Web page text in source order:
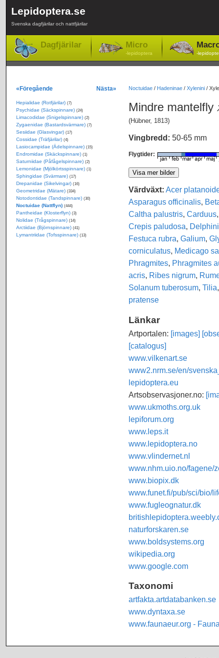
Lepidoptera.se
Svenska dagfjärilar och nattfjärilar
Dagfjärilar Micro
-lepidoptera -
Noctuidae/ Hadeninae/ Xylenini/
Mindre mantelfly
(Hübner, 1813)
Vingbredd: 50-65 mm
Flygtider:
Värdväxt: Acer
Asparagus officinalis,
Caltha palustris, Carduus
Crepis paludosa,
Festuca rubra, Galium,
corniculatus, Medicago
Phragmites, Phragmites
acris, Ribes nigrum,
Solanum tuberosum, Tilia
pratense
Länkar
Artportalen: [images]
[catalogus]
www.vilkenart.se
www2.nrm.se/en/
lepidoptera.eu
Artsobservasjoner.no:
www.ukmoths.org.uk
lepiforum.org
www.leps.it
www.lepidoptera.no
www.vlindernet.nl
www.nhm.uio.no/fagene/
www.biopix.dk
www.funet.fi/pub/sci/bio/
www.fugleognatur.dk
naturforskaren.se
www.boldsystems.org
wikipedia.org
www.google.com
Taxonomi
artfakta.artdatabanken.se
www.dyntaxa.se
www.faunaeur.org -
«Föregående Nästa»
Hepialidae (Rotfjärilar) (7)
Psychidae (Säckspinnare) (24)
Limacodidae (Snigelspinnare) (2)
Zygaenidae (Bastardsvärmare) (7)
Sesiidae (Glasvingar) (17)
Cossidae (Träfjärilar) (4)
Lasiocampidae (Ädelspinnare) (15)
Endromidae (Skäckspinnare) (1)
Saturniidae (Påfågelspinnare) (2)
Lemonidae (Mjölkörtsspinnare) (1)
Sphingidae (Svärmare) (17)
Drepanidae (Sikelvingar) (16)
Geometridae (Mätare) (334)
Notodontidae (Tandspinnare) (30)
Noctuidae (Nattflyn) (444)
Pantheidae (Klosterflyn) (3)
Nolidae (Trågspinnare) (14)
Arctiidae (Björnspinnare) (41)
Lymantriidae (Tofsspinnare) (13)